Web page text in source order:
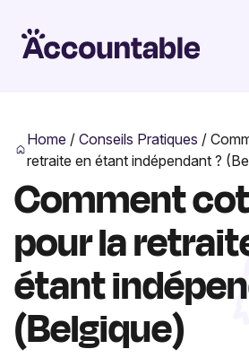
Home /Conseils Pratiques /
retraite en étant indépendant ?
Comment
pour la
étant
(Belgique)